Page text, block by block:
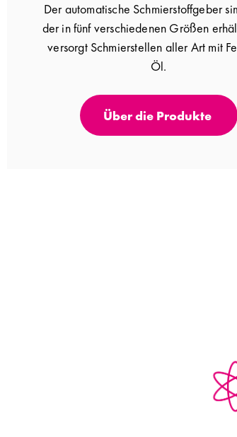
Der automatische Schmierstoffgeber
der in fünf verschiedenen Größen
versorgt Schmierstellen aller Art mit
Öl.
Über die Produkte